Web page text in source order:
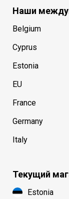
Наши
Belgium
Cyprus
Estonia
EU
France
Germany
Italy
Текущий
Estonia